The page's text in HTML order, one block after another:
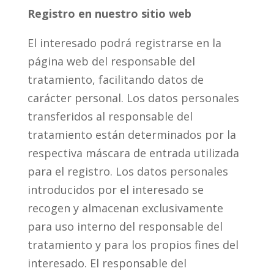
Registro en nuestro sitio web
El interesado podrá registrarse en la
página web del responsable del
tratamiento, facilitando datos de
carácter personal. Los datos personales
transferidos al responsable del
tratamiento están determinados por la
respectiva máscara de entrada utilizada
para el registro. Los datos personales
introducidos por el interesado se
recogen y almacenan exclusivamente
para uso interno del responsable del
tratamiento y para los propios fines del
interesado. El responsable del